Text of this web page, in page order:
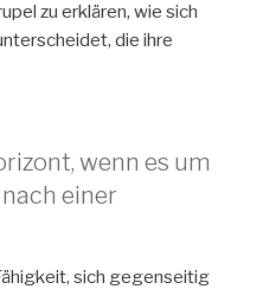
zu erklären, wie sich
die ihre
wenn es um
einer
sich gegenseitig